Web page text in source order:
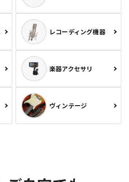
レコーディング機器
楽器アクセサリ
ヴィンテージ